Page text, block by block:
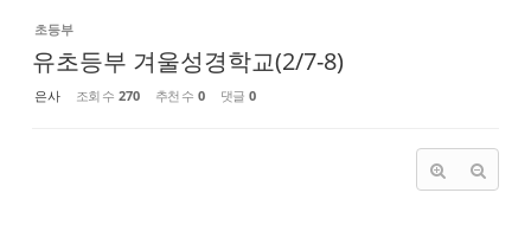
초등부
유초등부 겨울성경학교(2/7-8)
은사 조회 수 270 추천 수 0 댓글 0